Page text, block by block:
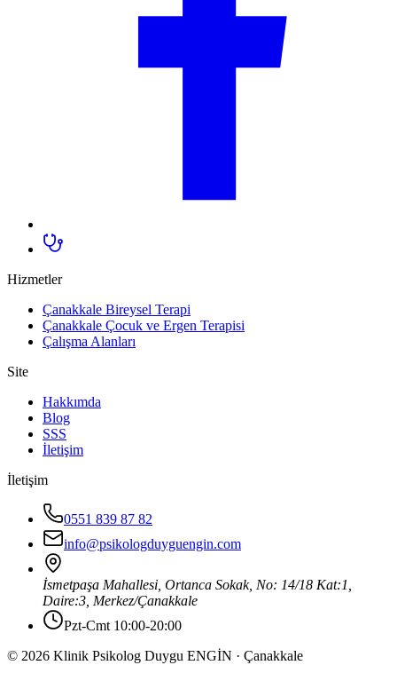
Hizmetler
Çanakkale Bireysel Terapi
Çanakkale Çocuk ve Ergen Terapisi
Çalışma Alanları
Site
Hakkımda
Blog
SSS
İletişim
İletişim
0551 839 87 82
info@psikologduyguengin.com
İsmetpaşa Mahallesi, Ortanca Sokak, No: 14/18 Kat:1,
Daire:3 Merkez/Çanakkale
Pzt-Cmt 10:00-20:00
© 2026 Klinik Psikolog Duygu ENGİN · Çanakkale